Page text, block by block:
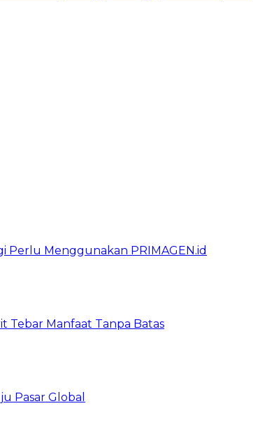
Perlu Menggunakan PRIMAGEN.id
Tebar Manfaat Tanpa Batas
Pasar Global